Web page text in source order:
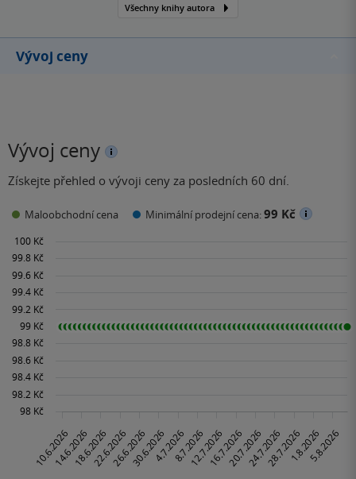
Všechny knihy autora
Vývoj ceny
Vývoj ceny
Získejte přehled o vývoji ceny za posledních 60 dní.
Maloobchodní cena Minimální prodejní cena:99 Kč